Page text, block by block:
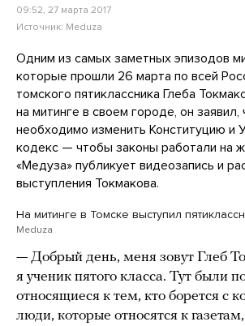
09:52, 27 марта 2017
Источник: Meduza
Одним из самых заметных эпизодов
которые прошли 26 марта по всей
томского пятиклассника Глеба
на митинге в своем городе, он заявил,
необходимо изменить Конституцию и
кодекс — чтобы законы работали на
«Медуза» публикует видеозапись и
выступления Токмакова.
На митинге в Томске выступил
Meduza
— Добрый день, меня зовут Глеб
я ученик пятого класса. Тут были
относящиеся к тем, кто борется с
люди, которые относятся к